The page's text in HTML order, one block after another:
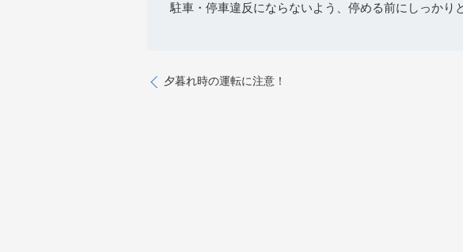
駐車・停車違反にならないよう、停める前にしっかり
夕暮れ時の運転に注意！